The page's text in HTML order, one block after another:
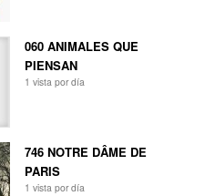
060 ANIMALES QUE
PIENSAN
1 vista por día
746 NOTRE DÂME DE
PARIS
1 vista por día